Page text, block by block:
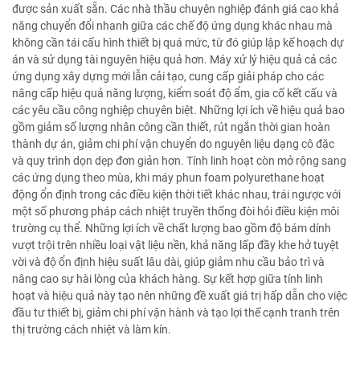
được sản xuất sẵn. Các nhà thầu chuyên nghiệp đánh giá cao khả
năng chuyển đổi nhanh giữa các chế độ ứng dụng khác nhau mà
không cần tái cấu hình thiết bị quá mức, từ đó giúp lập kế hoạch dự
án và sử dụng tài nguyên hiệu quả hơn. Máy xử lý hiệu quả cả các
ứng dụng xây dựng mới lẫn cải tạo, cung cấp giải pháp cho các
nâng cấp hiệu quả năng lượng, kiểm soát độ ẩm, gia cố kết cấu và
các yêu cầu công nghiệp chuyên biệt. Những lợi ích về hiệu quả bao
gồm giảm số lượng nhân công cần thiết, rút ngắn thời gian hoàn
thành dự án, giảm chi phí vận chuyển do nguyên liệu dạng cô đặc
và quy trình dọn dẹp đơn giản hơn. Tính linh hoạt còn mở rộng sang
các ứng dụng theo mùa, khi máy phun foam polyurethane hoạt
động ổn định trong các điều kiện thời tiết khác nhau, trái ngược với
một số phương pháp cách nhiệt truyền thống đòi hỏi điều kiện môi
trường cụ thể. Những lợi ích về chất lượng bao gồm độ bám dính
vượt trội trên nhiều loại vật liệu nền, khả năng lấp đầy khe hở tuyệt
vời và độ ổn định hiệu suất lâu dài, giúp giảm nhu cầu bảo trì và
nâng cao sự hài lòng của khách hàng. Sự kết hợp giữa tính linh
hoạt và hiệu quả này tạo nên những đề xuất giá trị hấp dẫn cho việc
đầu tư thiết bị, giảm chi phí vận hành và tạo lợi thế cạnh tranh trên
thị trường cách nhiệt và làm kín.